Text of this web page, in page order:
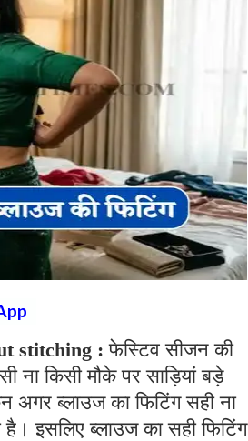
stitching :फेस्टिव सीजन की
ना किसी मौके पर साड़ियां बड़े
अगर ब्लाउज का फिटिंग सही ना
है। इसलिए ब्लाउज का सही फिटिंग